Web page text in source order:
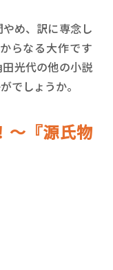
め、訳に専念し
らなる大作です
光代の他の小説
でしょうか。
～『源氏物